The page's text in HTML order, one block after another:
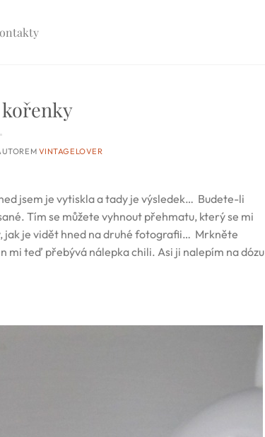
VINTAGELOVER
jsem je vytiskla a tady je výsledek… Budete-li
Tím se můžete vyhnout přehmatu, který se mi
jak je vidět hned na druhé fotografii… Mrkněte
mi teď přebývá nálepka chili. Asi ji nalepím na dózu